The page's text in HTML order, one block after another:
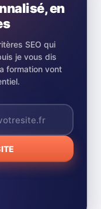
en
SEO qui
je vous dis
formation vont